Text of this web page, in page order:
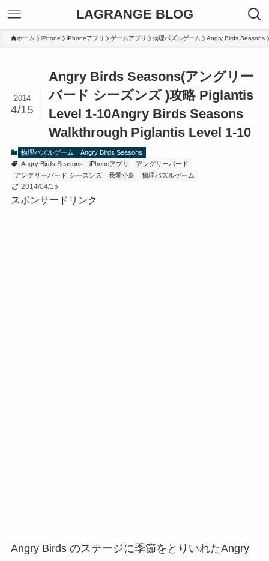
LAGRANGE BLOG
ホーム iPhone iPhoneアプリ ゲームアプリ 物理パズルゲーム Angry Birds Seasons
Angry Birds Seasons(アングリー
バード シーズンズ )攻略 Piglantis
Level 1-10Angry Birds Seasons
Walkthrough Piglantis Level 1-10
2014
4/15
物理パズルゲーム
Angry Birds Seasons
Angry Birds Seasons
iPhoneアプリ
アングリーバード
アングリーバード シーズンズ
我愛小鳥 物理パズルゲーム
2014/04/15
スポンサードリンク
Angry Birds のステージに季節をとりいれたAngry